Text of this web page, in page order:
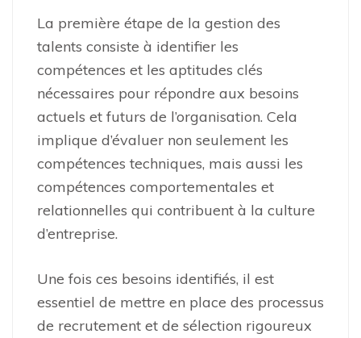
La première étape de la gestion des
talents consiste à identifier les
compétences et les aptitudes clés
nécessaires pour répondre aux besoins
actuels et futurs de l’organisation. Cela
implique d’évaluer non seulement les
compétences techniques, mais aussi les
compétences comportementales et
relationnelles qui contribuent à la culture
d’entreprise.
Une fois ces besoins identifiés, il est
essentiel de mettre en place des processus
de recrutement et de sélection rigoureux